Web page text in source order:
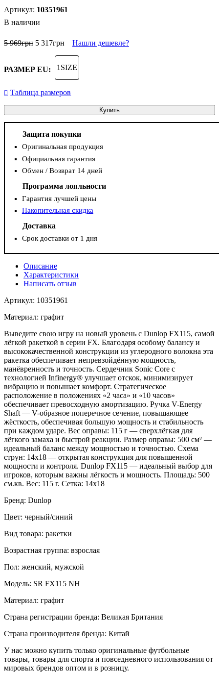
10351961
В наличии
5 969грн 5 317грн Нашли дешевле?
РАЗМЕР EU: 1SIZE
Таблица размеров
Купить
Защита покупки
Оригинальная продукция
Официальная гарантия
Обмен / Возврат 14 дней
Программа лояльности
Гарантия лучшей цены
Накопительная скидка
Доставка
Срок доставки от 1 дня
Описание
Характеристики
Написать отзыв
Артикул: 10351961
Материал: графит
Выведите свою игру на новый уровень с Dunlop FX115, самой
лёгкой ракеткой в ​​серии FX. Благодаря особому балансу и
высококачественной конструкции из углеродного волокна эта
ракетка обеспечивает непревзойдённую мощность,
манёвренность и точность. Сердечник Sonic Core с
технологией Infinergy® улучшает отскок, минимизирует
вибрацию и повышает комфорт. Стратегическое
расположение в положениях «2 часа» и «10 часов»
обеспечивает превосходную амортизацию. Ручка V-Energy
Shaft — V-образное поперечное сечение, повышающее
жёсткость, обеспечивая большую мощность и стабильность
при каждом ударе. Вес оправы: 115 г — сверхлёгкая для
лёгкого замаха и быстрой реакции. Размер оправы: 500 см² —
идеальный баланс между мощностью и точностью. Схема
струн: 14x18 — открытая конструкция для повышенной
мощности и контроля. Dunlop FX115 — идеальный выбор для
игроков, которым важны лёгкость и мощность. Площадь: 500
см.кв. Вес: 115 г. Сетка: 14х18
Бренд: Dunlop
Цвет: черный/синий
Вид товара: ракетки
Возрастная группа: взрослая
Пол: женский, мужской
Модель: SR FX115 NH
Материал: графит
Страна регистрации бренда: Великая Британия
Страна производителя бренда: Китай
У нас можно купить только оригинальные футбольные
товары, товары для спорта и повседневного использования от
мировых брендов оптом и в розницу.